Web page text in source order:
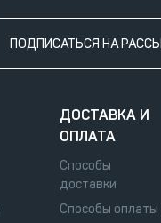
ПОДПИСАТЬСЯ НА
ДОСТАВКА И
ОПЛАТА
Способы
доставки
Способы оплаты